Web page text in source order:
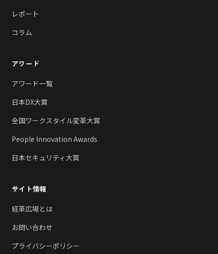
レポート
コラム
アワード
アワード一覧
日本DX大賞
全国ワークスタイル変革大賞
People Innovation Awards
日本セキュリティ大賞
サイト情報
経革広場とは
お問い合わせ
プライバシーポリシー